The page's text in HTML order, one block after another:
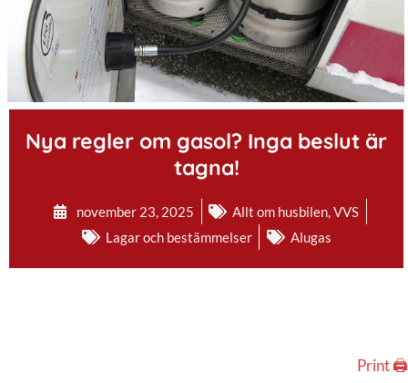
Nya regler om gasol? Inga beslut är
tagna!
november 23, 2025 Allt om husbilen,VVS
Lagar och bestämmelser
Alugas
Print 🖨